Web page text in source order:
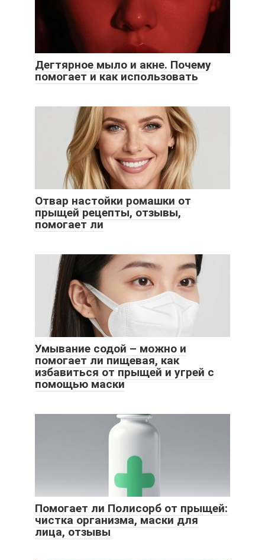
Дегтярное мыло и акне. Почему
помогает и как использовать
Отвар настойки ромашки от
прыщей рецепты, отзывы,
помогает ли
Умывание содой – можно и
помогает ли пищевая, как
избавиться от прыщей и угрей с
помощью маски
Помогает ли Полисорб от прыщей:
чистка организма, маски для
лица, отзывы